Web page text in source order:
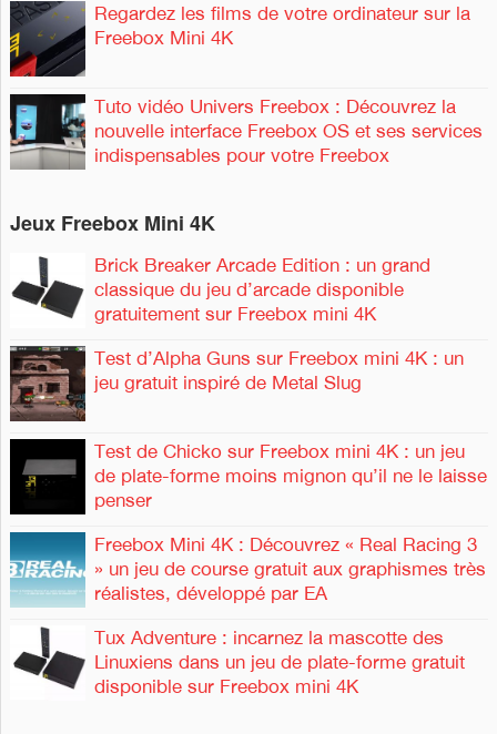
Regardez les films de votre ordinateur sur la
Freebox Mini 4K
Tuto vidéo Univers Freebox : Découvrez la
nouvelle interface Freebox OS et ses services
indispensables pour votre Freebox
Jeux Freebox Mini 4K
Brick Breaker Arcade Edition : un grand
classique du jeu d’arcade disponible
gratuitement sur Freebox mini 4K
Test d’Alpha Guns sur Freebox mini 4K : un
jeu gratuit inspiré de Metal Slug
Test de Chicko sur Freebox mini 4K : un jeu
de plate-forme moins mignon qu’il ne le laisse
penser
Freebox Mini 4K : Découvrez « Real Racing 3
» un jeu de course gratuit aux graphismes très
réalistes, développé par EA
Tux Adventure : incarnez la mascotte des
Linuxiens dans un jeu de plate-forme gratuit
disponible sur Freebox mini 4K